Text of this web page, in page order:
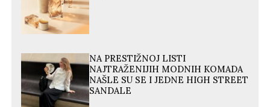
NA PRESTIŽNOJ LISTI
NAJTRAŽENIJIH MODNIH KOMADA
NAŠLE SU SE I JEDNE HIGH STREET
SANDALE